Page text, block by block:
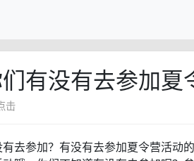
有没有去参加夏
击
去参加？有没有去参加夏令营活动